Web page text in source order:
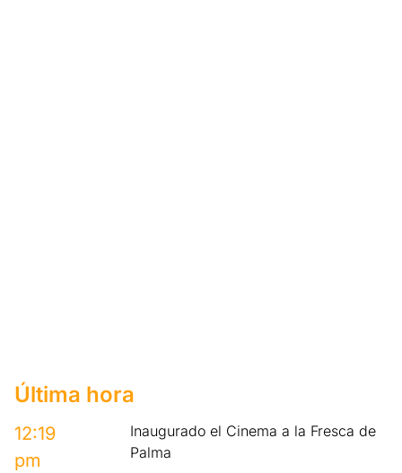
Última hora
12:19
pm
Inaugurado el Cinema a la Fresca de
Palma